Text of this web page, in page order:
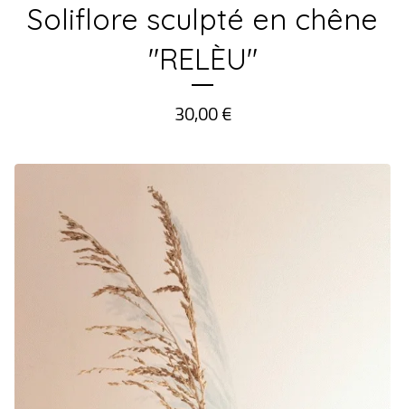
Soliflore sculpté en chêne
"RELÈU"
30,00€